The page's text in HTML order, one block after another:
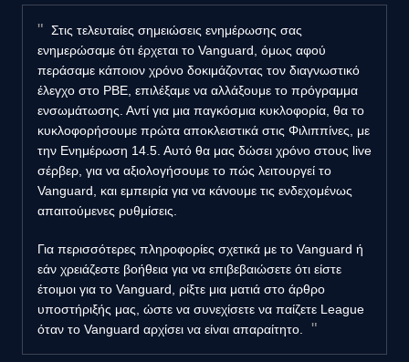
Στις τελευταίες σημειώσεις ενημέρωσης σας
ενημερώσαμε ότι έρχεται το Vanguard, όμως αφού
περάσαμε κάποιον χρόνο δοκιμάζοντας τον διαγνωστικό
έλεγχο στο PBE, επιλέξαμε να αλλάξουμε το πρόγραμμα
ενσωμάτωσης. Αντί για μια παγκόσμια κυκλοφορία, θα το
κυκλοφορήσουμε πρώτα αποκλειστικά στις Φιλιππίνες, με
την Ενημέρωση 14.5. Αυτό θα μας δώσει χρόνο στους live
σέρβερ, για να αξιολογήσουμε το πώς λειτουργεί το
Vanguard, και εμπειρία για να κάνουμε τις ενδεχομένως
απαιτούμενες ρυθμίσεις.
Για περισσότερες πληροφορίες σχετικά με το Vanguard ή
εάν χρειάζεστε βοήθεια για να επιβεβαιώσετε ότι είστε
έτοιμοι για το Vanguard, ρίξτε μια ματιά στο άρθρο
υποστήριξής μας, ώστε να συνεχίσετε να παίζετε League
όταν το Vanguard αρχίσει να είναι απαραίτητο.